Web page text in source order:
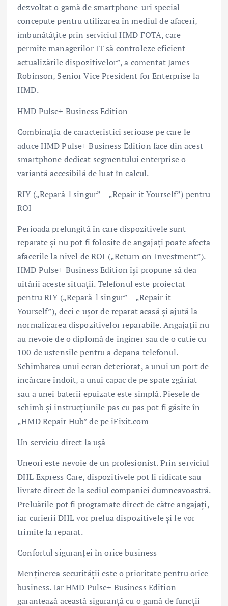
dezvoltat o gamă de smartphone-uri special-
concepute pentru utilizarea în mediul de afaceri,
îmbunătățite prin serviciul HMD FOTA, care
permite managerilor IT să controleze eficient
actualizările dispozitivelor”, a comentat James
Robinson, Senior Vice President for Enterprise la
HMD.
HMD Pulse+ Business Edition
Combinația de caracteristici serioase pe care le
aduce HMD Pulse+ Business Edition face din acest
smartphone dedicat segmentului enterprise o
variantă accesibilă de luat în calcul.
RIY („Repară-l singur” – „Repair it Yourself”) pentru
ROI
Perioada prelungită în care dispozitivele sunt
reparate și nu pot fi folosite de angajați poate afecta
afacerile la nivel de ROI („Return on Investment”).
HMD Pulse+ Business Edition își propune să dea
uitării aceste situații. Telefonul este proiectat
pentru RIY („Repară-l singur” – „Repair it
Yourself”), deci e ușor de reparat acasă și ajută la
normalizarea dispozitivelor reparabile. Angajații nu
au nevoie de o diplomă de inginer sau de o cutie cu
100 de ustensile pentru a depana telefonul.
Schimbarea unui ecran deteriorat, a unui un port de
încărcare îndoit, a unui capac de pe spate zgâriat
sau a unei baterii epuizate este simplă. Piesele de
schimb și instrucțiunile pas cu pas pot fi găsite în
„HMD Repair Hub” de pe iFixit.com
Un serviciu direct la ușă
Uneori este nevoie de un profesionist. Prin serviciul
DHL Express Care, dispozitivele pot fi ridicate sau
livrate direct de la sediul companiei dumneavoastră.
Preluările pot fi programate direct de către angajați,
iar curierii DHL vor prelua dispozitivele și le vor
trimite la reparat.
Confortul siguranței în orice business
Menținerea securității este o prioritate pentru orice
business. Iar HMD Pulse+ Business Edition
garantează această siguranță cu o gamă de funcții